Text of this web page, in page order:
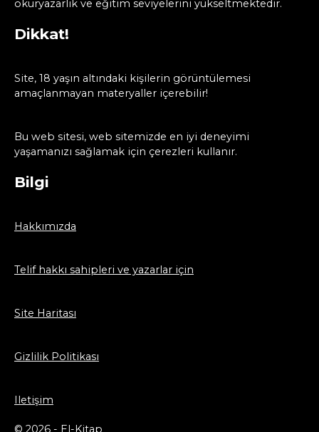
okuryazarlık ve eğitim seviyelerini yükseltmektedir.
Dikkat!
Site, 18 yaşın altındaki kişilerin görüntülemesi
amaçlanmayan materyaller içerebilir!
Bu web sitesi, web sitemizde en iyi deneyimi
yaşamanızı sağlamak için çerezleri kullanır.
Bilgi
Hakkımızda
Telif hakkı sahipleri ve yazarlar için
Site Haritası
Gizlilik Politikası
Iletişim
© 2026 - El-Kitap